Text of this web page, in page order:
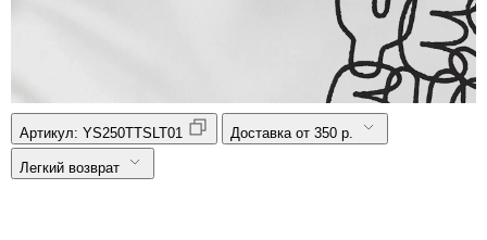
Артикул: YS250TTSLT01 Доставка от 350 р.
Легкий возврат